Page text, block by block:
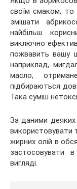
своїм смаком,
змішати
найбільш
виключно
пожвавить вашу
наприклад,
масло,
підбираються
Така суміш
За даними деяких
використовувати
жирних олій в
застосовувати
вигляді.